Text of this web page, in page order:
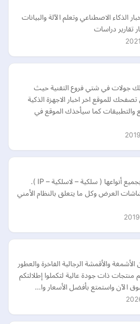
الذكاء الاصطناعي وتعلم الآلة والبيانات
جولات في شتي فروع التقنية حيث
للموقع اخر اخبار الاجهزة الذكية
والتطبيقات كما سيأخذك الموقع في
تركيب كاميرات المراقبة بجميع أنواعها ( سلكية – لاسلكية – IP ).
العرض وكل ما يتعلق بالنظام الأمني
والأقمشة الرجالية الفاخرة والعطور
ذات جودة عالية لتكملوا إطلالتكم
الآن واستمتع بأفضل الأسعار وا…